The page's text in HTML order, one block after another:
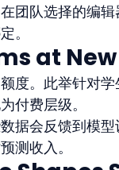
团队选择的编
。
at
度。此举针对
付费层级。
据会反馈到模
测收入。